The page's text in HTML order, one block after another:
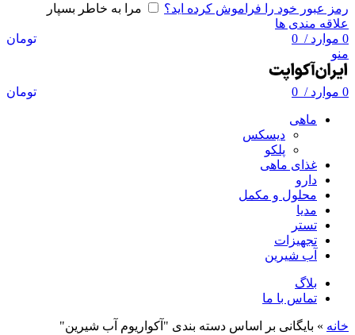
رمز عبور خود را فراموش کرده اید؟
مرا به خاطر بسپار
علاقه مندی ها
0 موارد / تومان
منو
0 موارد / تومان
ماهی
دیسکس
پلکو
غذای ماهی
دارو
محلول و مکمل
مدیا
تستر
تجهیزات
آب شیرین
بلاگ
تماس با ما
خانه » بایگانی بر اساس دسته بندی "آکواریوم آب شیرین"